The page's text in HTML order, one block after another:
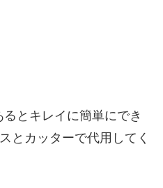
とキレイに簡単にでき
とカッターで代用してく